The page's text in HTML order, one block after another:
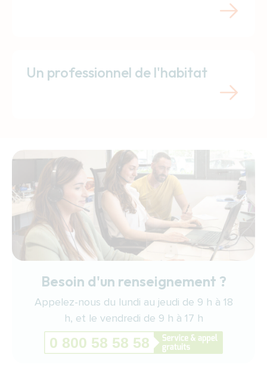
Un professionnel de l'habitat
Besoin d'un renseignement ?
Appelez-nous du lundi au jeudi de 9 h à 18
h, et le vendredi de 9 h à 17 h